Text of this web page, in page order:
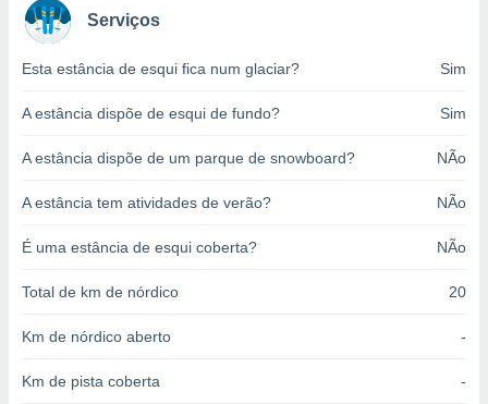
na
de
ou aceder
utilizar
Serviços
Esta estância de esqui fica num glaciar? Sim
A estância dispõe de esqui de fundo? Sim
A estância dispõe de um parque de snowboard? NÃo
A estância tem atividades de verão? NÃo
É uma estância de esqui coberta? NÃo
Total de km de nórdico 20
Km de nórdico aberto -
Km de pista coberta -